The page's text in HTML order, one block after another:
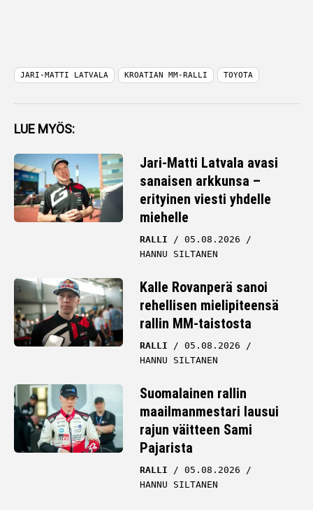
JARI-MATTI LATVALA KROATIAN MM-RALLI TOYOTA
LUE MYÖS:
Jari-Matti Latvala avasi
sanaisen arkkunsa –
erityinen viesti yhdelle
miehelle
RALLI
05.08.2026
HANNU SILTANEN
Kalle Rovanperä sanoi
rehellisen mielipiteensä
rallin MM-taistosta
RALLI
05.08.2026
HANNU SILTANEN
Suomalainen rallin
maailmanmestari lausui
rajun väitteen Sami
Pajarista
RALLI
05.08.2026
HANNU SILTANEN